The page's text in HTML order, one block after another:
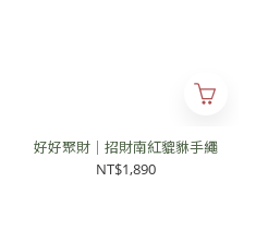
好好聚財｜招財南紅貔貅手繩
NT$1,890